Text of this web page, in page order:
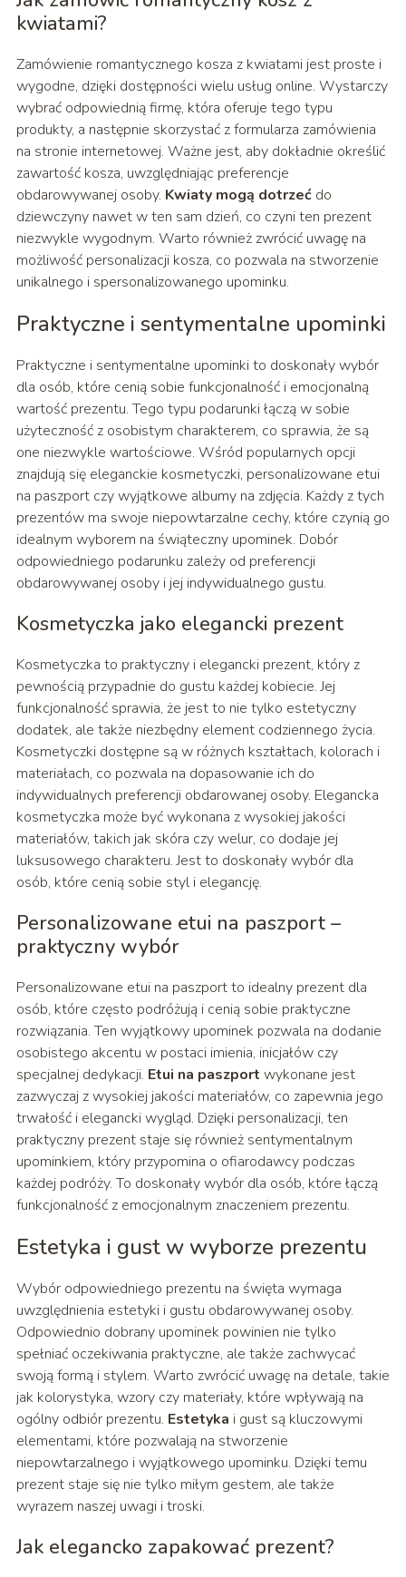
kwiatami?
Zamówienie romantycznego kosza z kwiatami jest proste i
wygodne, dzięki dostępności wielu usług online. Wystarczy
wybrać odpowiednią firmę, która oferuje tego typu
produkty, a następnie skorzystać z formularza zamówienia
na stronie internetowej. Ważne jest, aby dokładnie określić
zawartość kosza, uwzględniając preferencje
obdarowywanej osoby. Kwiaty mogą dotrzećdo
dziewczyny nawet w ten sam dzień, co czyni ten prezent
niezwykle wygodnym. Warto również zwrócić uwagę na
możliwość personalizacji kosza, co pozwala na stworzenie
unikalnego i spersonalizowanego upominku.
Praktyczne i sentymentalne upominki
Praktyczne i sentymentalne upominki to doskonały wybór
dla osób, które cenią sobie funkcjonalność i emocjonalną
wartość prezentu. Tego typu podarunki łączą w sobie
użyteczność z osobistym charakterem, co sprawia, że są
one niezwykle wartościowe. Wśród popularnych opcji
znajdują się eleganckie kosmetyczki, personalizowane etui
na paszport czy wyjątkowe albumy na zdjęcia. Każdy z tych
prezentów ma swoje niepowtarzalne cechy, które czynią go
idealnym wyborem na świąteczny upominek. Dobór
odpowiedniego podarunku zależy od preferencji
obdarowywanej osoby i jej indywidualnego gustu.
Kosmetyczka jako elegancki prezent
Kosmetyczka to praktyczny i elegancki prezent, który z
pewnością przypadnie do gustu każdej kobiecie. Jej
funkcjonalność sprawia, że jest to nie tylko estetyczny
dodatek, ale także niezbędny element codziennego życia.
Kosmetyczki dostępne są w różnych kształtach, kolorach i
materiałach, co pozwala na dopasowanie ich do
indywidualnych preferencji obdarowanej osoby. Elegancka
kosmetyczka może być wykonana z wysokiej jakości
materiałów, takich jak skóra czy welur, co dodaje jej
luksusowego charakteru. Jest to doskonały wybór dla
osób, które cenią sobie styl i elegancję.
Personalizowane etui na paszport –
praktyczny wybór
Personalizowane etui na paszport to idealny prezent dla
osób, które często podróżują i cenią sobie praktyczne
rozwiązania. Ten wyjątkowy upominek pozwala na dodanie
osobistego akcentu w postaci imienia, inicjałów czy
specjalnej dedykacji. Etui na paszport wykonane jest
zazwyczaj z wysokiej jakości materiałów, co zapewnia jego
trwałość i elegancki wygląd. Dzięki personalizacji, ten
praktyczny prezent staje się również sentymentalnym
upominkiem, który przypomina o ofiarodawcy podczas
każdej podróży. To doskonały wybór dla osób, które łączą
funkcjonalność z emocjonalnym znaczeniem prezentu.
Estetyka i gust w wyborze prezentu
Wybór odpowiedniego prezentu na święta wymaga
uwzględnienia estetyki i gustu obdarowywanej osoby.
Odpowiednio dobrany upominek powinien nie tylko
spełniać oczekiwania praktyczne, ale także zachwycać
swoją formą i stylem. Warto zwrócić uwagę na detale, takie
jak kolorystyka, wzory czy materiały, które wpływają na
ogólny odbiór prezentu. Estetyka i gust są kluczowymi
elementami, które pozwalają na stworzenie
niepowtarzalnego i wyjątkowego upominku. Dzięki temu
prezent staje się nie tylko miłym gestem, ale także
wyrazem naszej uwagi i troski.
Jak elegancko zapakować prezent?